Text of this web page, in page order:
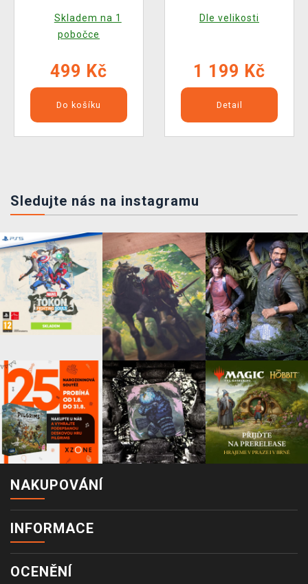
Skladem na 1
pobočce
499 Kč
Do košíku
Dle velikosti
1 199 Kč
Detail
Sledujte nás na instagramu
NAKUPOVÁNÍ
INFORMACE
OCENĚNÍ